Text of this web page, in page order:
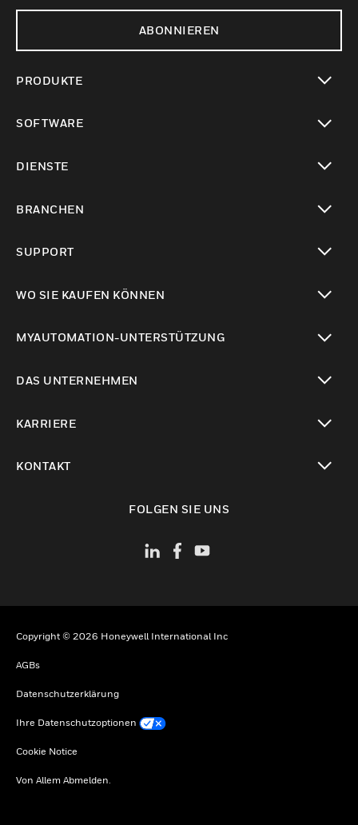
ABONNIEREN
PRODUKTE
SOFTWARE
DIENSTE
BRANCHEN
SUPPORT
WO SIE KAUFEN KÖNNEN
MYAUTOMATION-UNTERSTÜTZUNG
DAS UNTERNEHMEN
KARRIERE
KONTAKT
FOLGEN SIE UNS
Copyright © 2026 Honeywell International Inc
AGBs
Datenschutzerklärung
Ihre Datenschutzoptionen
Cookie Notice
Von Allem Abmelden.